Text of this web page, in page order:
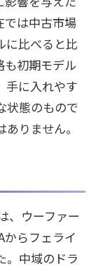
では中古市場
に比べると比
も初期モデル
手に入れやす
状態のもので
りません。
、ウーファー
らフェライ
。中域のドラ